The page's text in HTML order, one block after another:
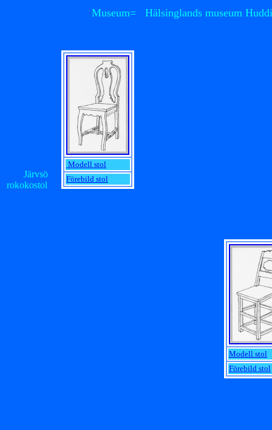
Museum= Hälsinglands museum
Järvsö
rokokostol
Modell stol
Förebild stol
Modell stol
Förebild stol